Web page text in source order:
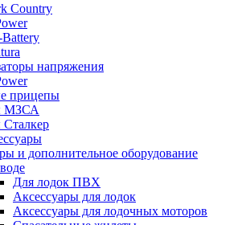
Country
напряжения
прицепы
МЗСА
и дополнительное оборудование
Для лодок ПВХ
Аксессуары для лодок
Аксессуары для лодочных моторов